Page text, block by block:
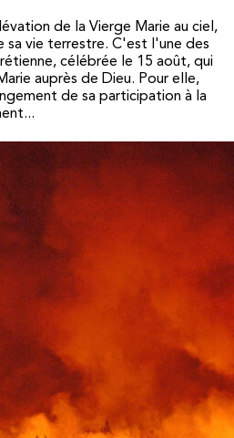
de la Vierge Marie au ciel,
sa vie terrestre. C'est l'une des
célébrée le 15 août, qui
auprès de Dieu. Pour elle,
de sa participation à la